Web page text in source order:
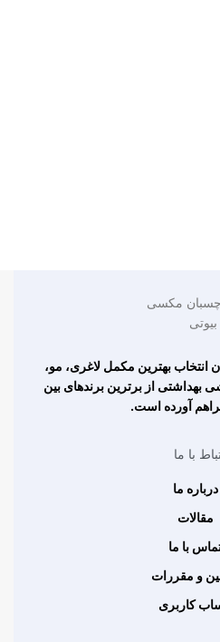
بهترین مکمل لاغری، مو،
بهداشتی از برترین برندهای بین
آورده است.
با ما
درباره ما
مقالات
با ما
و مقررات
کاربری